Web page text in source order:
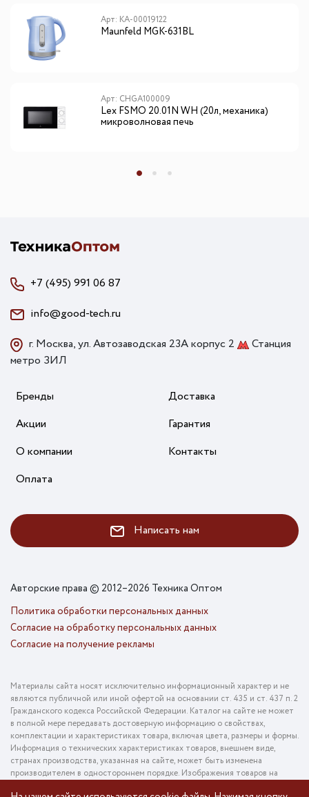
Арт: КА-00019122
Maunfeld MGK-631BL
Арт: CHGA100009
Lex FSMO 20.01N WH (20л, механика)
микроволновая печь
+7 (495) 991 06 87
info@good-tech.ru
г. Москва, ул. Автозаводская 23А корпус 2
Станция
метро ЗИЛ
Бренды
Акции
О компании
Оплата
Доставка
Гарантия
Контакты
Написать нам
Авторские права © 2012–2026 Техника Оптом
Политика обработки персональных данных
Согласие на обработку персональных данных
Согласие на получение рекламы
Материалы сайта носят исключительно информационный характер и не
являются публичной или иной офертой на основании ст. 435 и ст. 437 п. 2
Гражданского кодекса Российской Федерации. Каталог на сайте не может
в полной мере передавать достоверную информацию о свойствах,
комплектации и характеристиках товара, включая цвета, размеры и формы.
Информация о технических характеристиках товаров, внешнем виде,
странах производства, указанная на сайте, может быть изменена
производителем в одностороннем порядке. Изображения товаров на